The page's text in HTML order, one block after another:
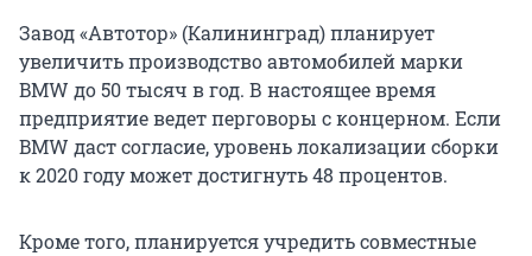
Завод «Автотор» (Калининград) планирует
увеличить производство автомобилей марки
BMW до 50 тысяч в год. В настоящее время
предприятие ведет перговоры с концерном. Если
BMW даст согласие, уровень локализации сборки
к 2020 году может достигнуть 48 процентов.
Кроме того, планируется учредить совместные